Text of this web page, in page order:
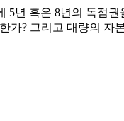
년 혹은 8년의 독점권
가? 그리고 대량의 자